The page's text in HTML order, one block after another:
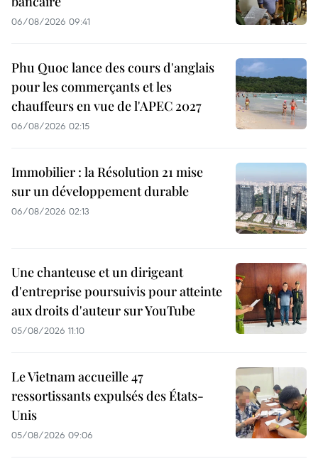
06/08/2026 09:41
Phu Quoc lance des cours d'anglais
pour les commerçants et les
chauffeurs en vue de l'APEC 2027
06/08/2026 02:15
Immobilier : la Résolution 21 mise
sur un développement durable
06/08/2026 02:13
Une chanteuse et un dirigeant
d'entreprise poursuivis pour atteinte
aux droits d'auteur sur YouTube
05/08/2026 11:10
Le Vietnam accueille 47
ressortissants expulsés des États-
Unis
05/08/2026 09:06